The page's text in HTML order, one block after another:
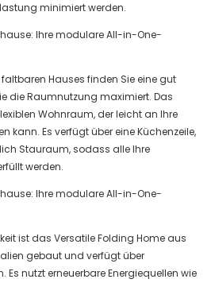
minimiert werden.
Hauses finden Sie eine gut
die Raumnutzung maximiert. Das
Wohnraum, der leicht an Ihre
kann. Es verfügt über eine Küchenzeile,
Stauraum, sodass alle Ihre
werden.
ist das Versatile Folding Home aus
gebaut und verfügt über
Es nutzt erneuerbare Energiequellen wie